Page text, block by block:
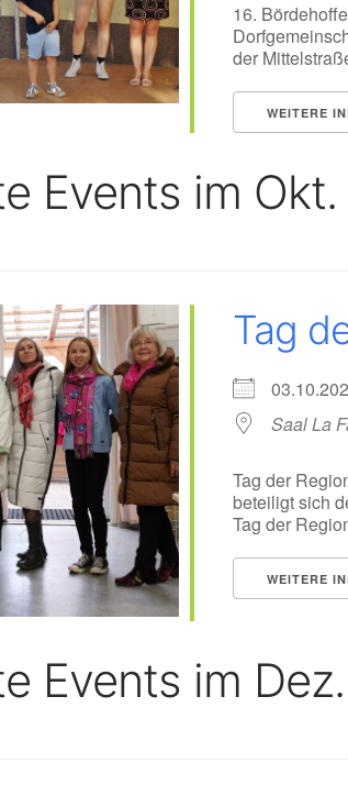
16.
der
WEITERE
Events im
Tag
Saal La
Tag der
beteiligt sich
Tag der
WEITERE
Events im